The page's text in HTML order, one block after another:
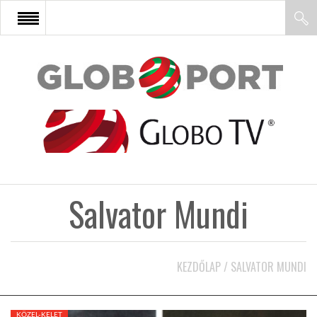
FŐOLDAL
AFRIKA
Salvator Mundi
KEZDŐLAP / SALVATOR MUNDI
KÖZEL-KELET